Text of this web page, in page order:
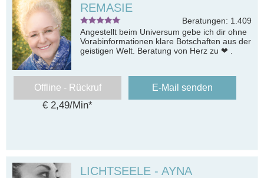
REMASIE
Beratungen: 1.409
Angestellt beim Universum gebe ich dir ohne
Vorabinformationen klare Botschaften aus der
geistigen Welt. Beratung von Herz zu ❤ .
Offline - Rückruf
€ 2,49/Min*
E-Mail senden
LICHTSEELE - AYNA